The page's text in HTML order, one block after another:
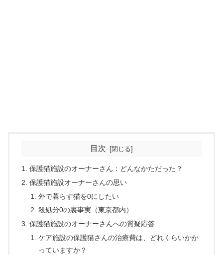
目次
保護猫施設のオーナーさん：どんなかただった？
保護猫施設オーナーさんの思い
外で暮らす猫を0にしたい
殺処分0の裏事実（東京都内）
保護猫施設のオーナーさんへの質疑応答
ケア施設の保護猫さんの治療費は、どれくらいかか
っていますか？